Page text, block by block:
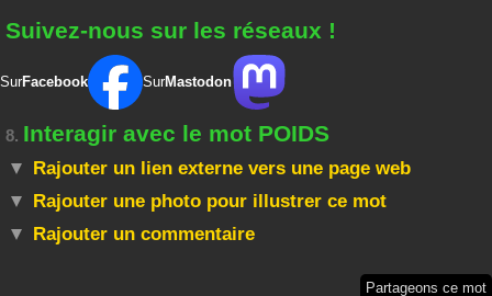
Suivez-nous sur les réseaux !
SurFacebook SurMastodon
8. Interagir avec le mot POIDS
Rajouter un lien externe vers une page web
Rajouter une photo pour illustrer ce mot
Rajouter un commentaire
Partageons ce mot